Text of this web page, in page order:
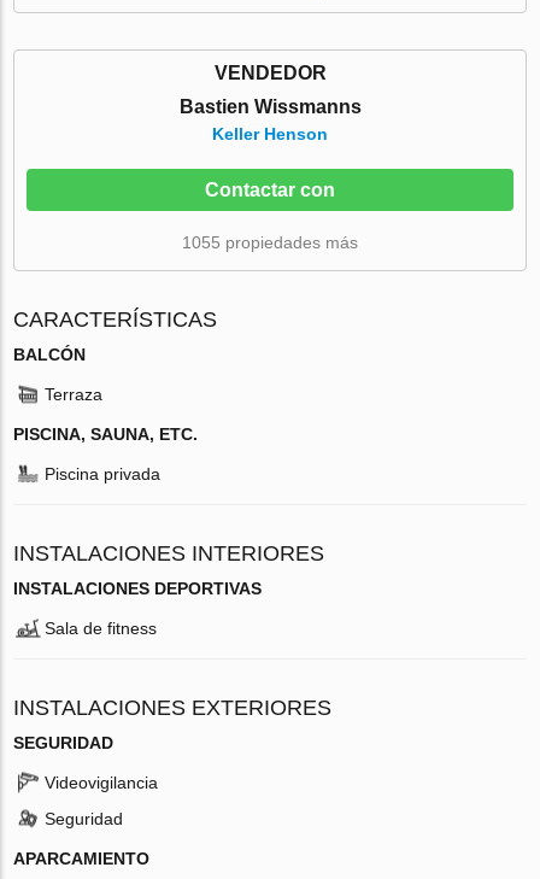
VENDEDOR
Bastien Wissmanns
Keller Henson
Contactar con
1055 propiedades más
CARACTERÍSTICAS
BALCÓN
Terraza
PISCINA, SAUNA, ETC.
Piscina privada
INSTALACIONES INTERIORES
INSTALACIONES DEPORTIVAS
Sala de fitness
INSTALACIONES EXTERIORES
SEGURIDAD
Videovigilancia
Seguridad
APARCAMIENTO